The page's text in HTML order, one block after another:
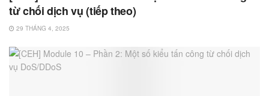
từ chối dịch vụ (tiếp theo)
29 THÁNG 4, 2025